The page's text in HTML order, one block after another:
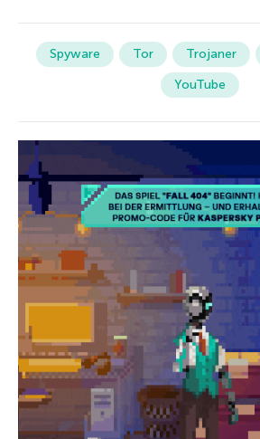
Spyware Tor Trojaner
YouTube